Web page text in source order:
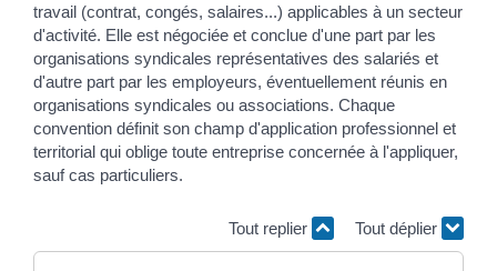
travail (contrat, congés, salaires...) applicables à un secteur
d'activité. Elle est négociée et conclue d'une part par les
organisations syndicales représentatives des salariés et
d'autre part par les employeurs, éventuellement réunis en
organisations syndicales ou associations. Chaque
convention définit son champ d'application professionnel et
territorial qui oblige toute entreprise concernée à l'appliquer,
sauf cas particuliers.
Tout replier Tout déplier